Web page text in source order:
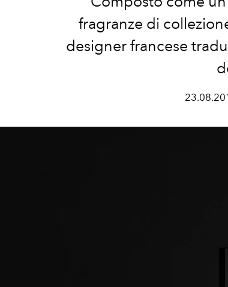
fragranze di
designer francese